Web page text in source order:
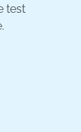
test